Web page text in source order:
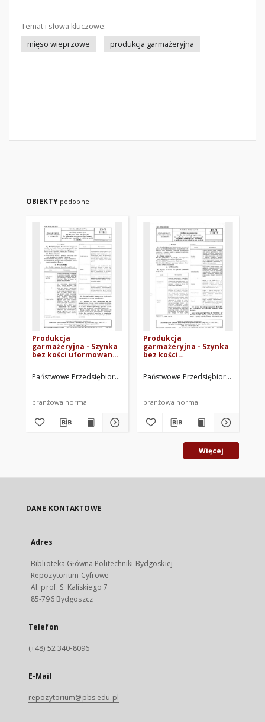
Temat i słowa kluczowe:
mięso wieprzowe
produkcja garmażeryjna
OBIEKTY podobne
Produkcja
garmażeryjna - Szynka
bez kości uformowana
pozostałe elementy
porozbiorowe
71/8151-22
Państwowe Przedsiębiorstwo Garmażeryjne. Oprac.
branżowa norma
Produkcja
garmażeryjna - Szynka
bez kości
wędzenia, gotowania
oraz pozostałe
uzyskane z rozbioru
golonki BN-71/8151-19
Państwowe Przedsiębiorstwo
branżowa norma
Więcej
DANE KONTAKTOWE
Adres
Biblioteka Główna Politechniki Bydgoskiej
Repozytorium Cyfrowe
Al. prof. S. Kaliskiego 7
85-796 Bydgoszcz
Telefon
(+48) 52 340-8096
E-Mail
repozytorium@pbs.edu.pl